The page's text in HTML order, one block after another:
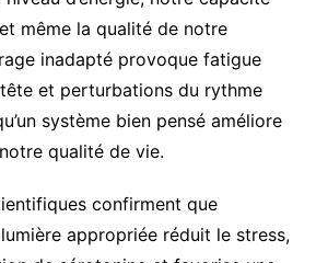
même la qualité de notre
inadapté provoque fatigue
et perturbations du rythme
système bien pensé améliore
qualité de vie.
confirment que
appropriée réduit le stress,